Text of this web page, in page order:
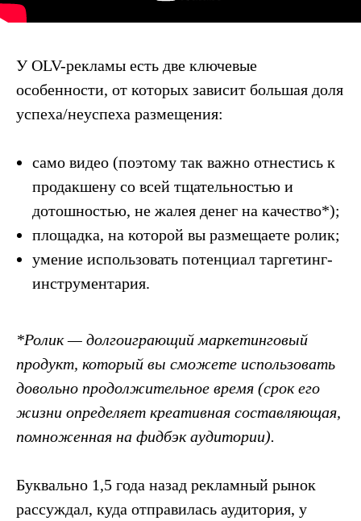
У OLV-рекламы есть две ключевые
особенности, от которых зависит большая доля
успеха/неуспеха размещения:
само видео (поэтому так важно отнестись к
продакшену со всей тщательностью и
дотошностью, не жалея денег на качество*);
площадка, на которой вы размещаете ролик;
умение использовать потенциал таргетинг-
инструментария.
*Ролик — долгоиграющий маркетинговый
продукт, который вы сможете использовать
довольно продолжительное время (срок его
жизни определяет креативная составляющая,
помноженная на фидбэк аудитории).
Буквально 1,5 года назад рекламный рынок
рассуждал, куда отправилась аудитория, у